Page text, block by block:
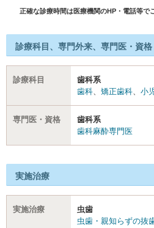
正確な診療時間は医療機関のHP・電話等で
診療科目、専門外来、専門医・資格
診療科目
歯科系
歯科
矯正歯科 小
専門医・資格
歯科系
歯科麻酔専門医
実施治療
実施治療
虫歯
虫歯・親知らずの抜